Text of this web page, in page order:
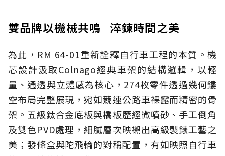
雙品牌以機械共鳴 淬鍊時間之美
為此，RM 64-01重新詮釋自行車工程的本質。機
芯設計汲取Colnago經典車架的結構邏輯，以輕
量、通透與立體感為核心，274枚零件透過幾何鏤
空布局完整展現，宛如競速公路車裸露而精密的骨
架。五級鈦合金底板與橋板歷經微噴砂、手工倒角
及雙色PVD處理，細膩層次映襯出高級製錶工藝之
美；發條盒與陀飛輪的對稱配置，有如映照自行車